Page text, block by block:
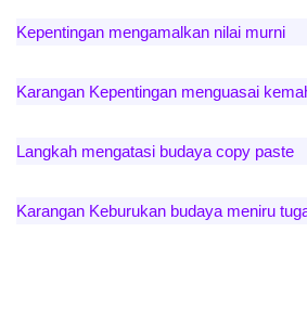
Kepentingan mengamalkan nilai murni
Karangan Kepentingan menguasai
Langkah mengatasi budaya copy paste
Karangan Keburukan budaya meniru